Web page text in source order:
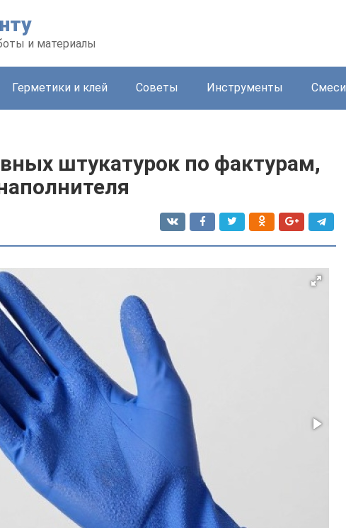
и материалы
Герметики и клей Советы Инструменты Смеси
штукатурок по фактурам,